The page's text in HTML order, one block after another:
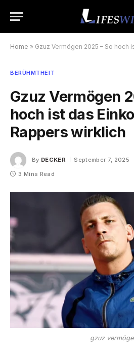
Home » Gzuz Vermögen 2025 – So hoch ist das
BERÜHMTHEIT
Gzuz Vermögen
hoch ist das
Rappers wirklich
By DECKER September 7, 2025
3 Mins Read
gzuz